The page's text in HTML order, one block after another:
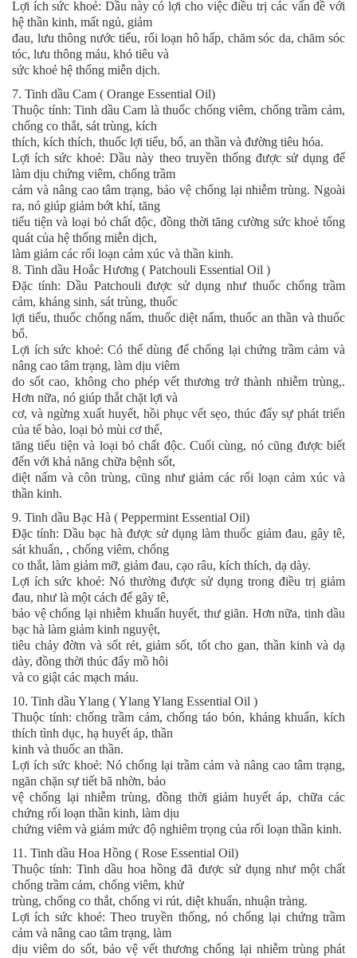
Lợi ích sức khoẻ: Dầu này có lợi cho việc điều trị các vấn đề với
hệ thần kinh, mất ngủ, giảm
đau, lưu thông nước tiểu, rối loạn hô hấp, chăm sóc da, chăm sóc
tóc, lưu thông máu, khó tiêu và
sức khoẻ hệ thống miễn dịch.
7. Tinh dầu Cam ( Orange Essential Oil)
Thuộc tính: Tinh dầu Cam là thuốc chống viêm, chống trầm cảm,
chống co thắt, sát trùng, kích
thích, kích thích, thuốc lợi tiểu, bổ, an thần và đường tiêu hóa.
Lợi ích sức khoẻ: Dầu này theo truyền thống được sử dụng để
làm dịu chứng viêm, chống trầm
cảm và nâng cao tâm trạng, bảo vệ chống lại nhiễm trùng. Ngoài
ra, nó giúp giảm bớt khí, tăng
tiểu tiện và loại bỏ chất độc, đồng thời tăng cường sức khoẻ tổng
quát của hệ thống miễn dịch,
làm giảm các rối loạn cảm xúc và thần kinh.
8. Tinh dầu Hoắc Hương ( Patchouli Essential Oil )
Đặc tính: Dầu Patchouli được sử dụng như thuốc chống trầm
cảm, kháng sinh, sát trùng, thuốc
lợi tiểu, thuốc chống nấm, thuốc diệt nấm, thuốc an thần và thuốc
bổ.
Lợi ích sức khoẻ: Có thể dùng để chống lại chứng trầm cảm và
nâng cao tâm trạng, làm dịu viêm
do sốt cao, không cho phép vết thương trở thành nhiễm trùng,.
Hơn nữa, nó giúp thắt chặt lợi và
cơ, và ngừng xuất huyết, hồi phục vết sẹo, thúc đẩy sự phát triển
của tế bào, loại bỏ mùi cơ thể,
tăng tiểu tiện và loại bỏ chất độc. Cuối cùng, nó cũng được biết
đến với khả năng chữa bệnh sốt,
diệt nấm và côn trùng, cũng như giảm các rối loạn cảm xúc và
thần kinh.
9. Tinh dầu Bạc Hà ( Peppermint Essential Oil)
Đặc tính: Dầu bạc hà được sử dụng làm thuốc giảm đau, gây tê,
sát khuẩn, , chống viêm, chống
co thắt, làm giảm mỡ, giảm đau, cạo râu, kích thích, dạ dày.
Lợi ích sức khoẻ: Nó thường được sử dụng trong điều trị giảm
đau, như là một cách để gây tê,
bảo vệ chống lại nhiễm khuẩn huyết, thư giãn. Hơn nữa, tinh dầu
bạc hà làm giảm kinh nguyệt,
tiêu chảy đờm và sốt rét, giảm sốt, tốt cho gan, thần kinh và dạ
dày, đồng thời thúc đẩy mồ hôi
và co giật các mạch máu.
10. Tinh dầu Ylang ( Ylang Ylang Essential Oil )
Thuộc tính: chống trầm cảm, chống táo bón, kháng khuẩn, kích
thích tình dục, hạ huyết áp, thần
kinh và thuốc an thần.
Lợi ích sức khoẻ: Nó chống lại trầm cảm và nâng cao tâm trạng,
ngăn chặn sự tiết bã nhờn, bảo
vệ chống lại nhiễm trùng, đồng thời giảm huyết áp, chữa các
chứng rối loạn thần kinh, làm dịu
chứng viêm và giảm mức độ nghiêm trọng của rối loạn thần kinh.
11. Tinh dầu Hoa Hồng ( Rose Essential Oil)
Thuộc tính: Tinh dầu hoa hồng đã được sử dụng như một chất
chống trầm cảm, chống viêm, khử
trùng, chống co thắt, chống vi rút, diệt khuẩn, nhuận tràng.
Lợi ích sức khoẻ: Theo truyền thống, nó chống lại chứng trầm
cảm và nâng cao tâm trạng, làm
dịu viêm do sốt, bảo vệ vết thương chống lại nhiễm trùng phát